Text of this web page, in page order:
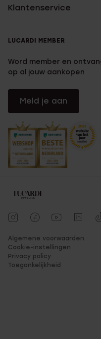
Klantenservice
LUCARDI MEMBER
Word member en
op al jouw aankopen
Meld je aan
Algemene voorwaarden
Cookie-instellingen
Privacy policy
Toegankelijkheid